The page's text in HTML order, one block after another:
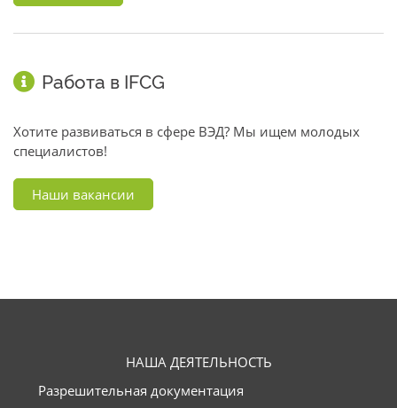
Работа в IFCG
Хотите развиваться в сфере ВЭД? Мы ищем молодых
специалистов!
Наши вакансии
НАША ДЕЯТЕЛЬНОСТЬ
Разрешительная документация